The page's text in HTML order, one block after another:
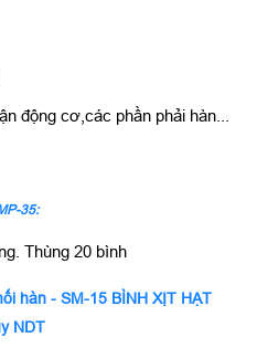
động cơ,các phần phải hàn...
35:
Thùng 20 bình
hàn - SM-15 BÌNH XỊT HẠT
NDT